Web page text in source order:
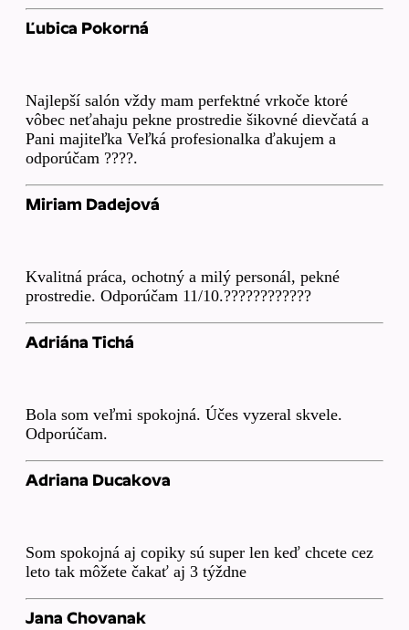
Ľubica Pokorná
Najlepší salón vždy mam perfektné vrkoče ktoré
vôbec neťahaju pekne prostredie šikovné dievčatá a
Pani majiteľka Veľká profesionalka ďakujem a
odporúčam ????.
Miriam Dadejová
Kvalitná práca, ochotný a milý personál, pekné
prostredie. Odporúčam 11/10.????????????
Adriána Tichá
Bola som veľmi spokojná. Účes vyzeral skvele.
Odporúčam.
Adriana Ducakova
Som spokojná aj copiky sú super len keď chcete cez
leto tak môžete čakať aj 3 týždne
Jana Chovanak